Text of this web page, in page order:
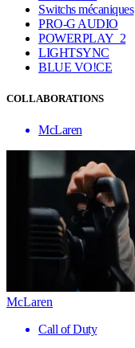
Switchs mécaniques
PRO-G AUDIO
POWERPLAY 2
LIGHTSYNC
BLUE VO!CE
COLLABORATIONS
McLaren
McLaren
Call of Duty